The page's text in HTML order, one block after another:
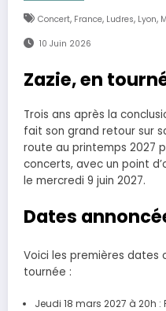
Concert, France, Ludres, Lyon,
10 Juin 2026
Zazie, en
Trois ans après la
fait son grand retour sur
route au printemps 2027
concerts, avec un point
le mercredi 9 juin 2027.
Dates
Voici les premières
tournée :
Jeudi 18 mars 2027 à 20h :